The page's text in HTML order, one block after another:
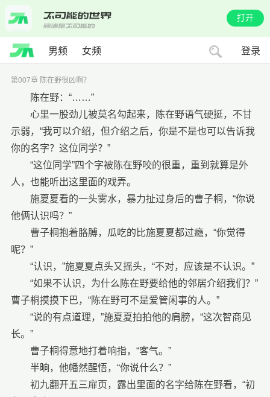
打开
男频 女频 登录
第007章 陈在野很凶啊？
陈在野：“……”
心里一股劲儿被莫名勾起来，陈在野语气硬挺，不甘
示弱，“我可以介绍，但介绍之后，你是不是也可以告诉我
你的名字？这位同学？”
“这位同学”四个字被陈在野咬的很重，重到就算是外
人，也能听出这里面的戏弄。
施夏夏看的一头雾水，暴力扯过身后的曹子桐，“你说
他俩认识吗？”
曹子桐抱着胳膊，瓜吃的比施夏夏都过瘾，“你觉得
呢？”
“认识，”施夏夏点头又摇头，“不对，应该是不认识。”
“如果不认识，为什么陈在野要给他的邻居介绍我们？”
曹子桐摸摸下巴，“陈在野可不是爱管闲事的人。”
“说的有点道理，”施夏夏拍拍他的肩膀，“这次智商见
长。”
曹子桐得意地打着响指，“客气。”
半晌，他幡然醒悟，“你说什么？”
初九翻开五三扉页，露出里面的名字给陈在野看，“初